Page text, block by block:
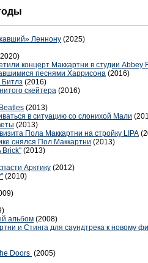
Леннону (2025)
концерт Маккартни в студии Abbey
песнями Харрисона (2016)
(2016)
скейтера (2016)
(2013)
в ситуацию со слонихой Мали
(2013)
Пола Маккартни на стройку LIPA
снялся Пол Маккартни (2013)
Brick" (2013)
Арктику (2012)
(2010)
альбом (2008)
и Стинга для саундтрека к новому
Doors (2005)